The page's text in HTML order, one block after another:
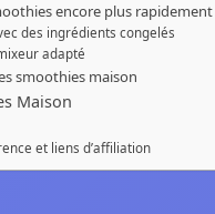
encore plus rapidement
des ingrédients congelés
adapté
smoothies maison
Maison
et liens d’affiliation